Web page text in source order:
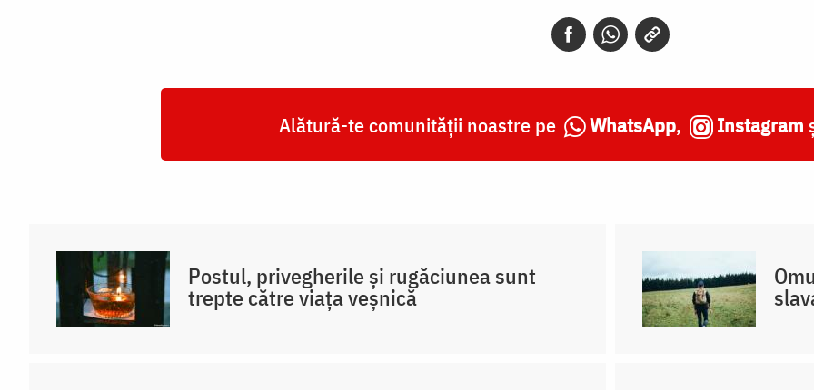
Alătură-te comunității noastre pe WhatsApp, Instagram
Postul, privegherile și rugăciunea sunt
trepte către viața veșnică